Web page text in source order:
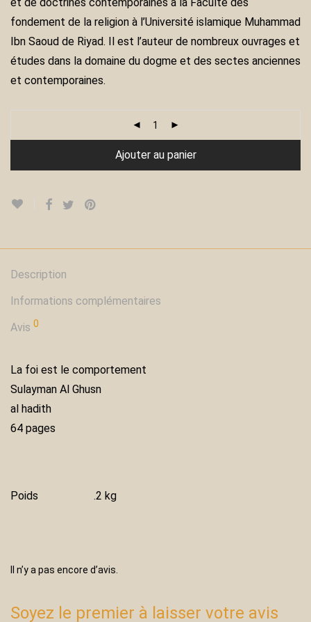
fondement de la religion à l’Université islamique Muhammad
Ibn Saoud de Riyad. Il est l’auteur de nombreux ouvrages et
études dans la domaine du dogme et des sectes anciennes
et contemporaines.
Ajouter au panier
Description
Informations complémentaires
Avis 0
La foi est le comportement
Sulayman Al Ghusn
al hadith
64 pages
Poids .2 kg
Il n’y a pas encore d’avis.
Soyez le premier à laisser votre avis